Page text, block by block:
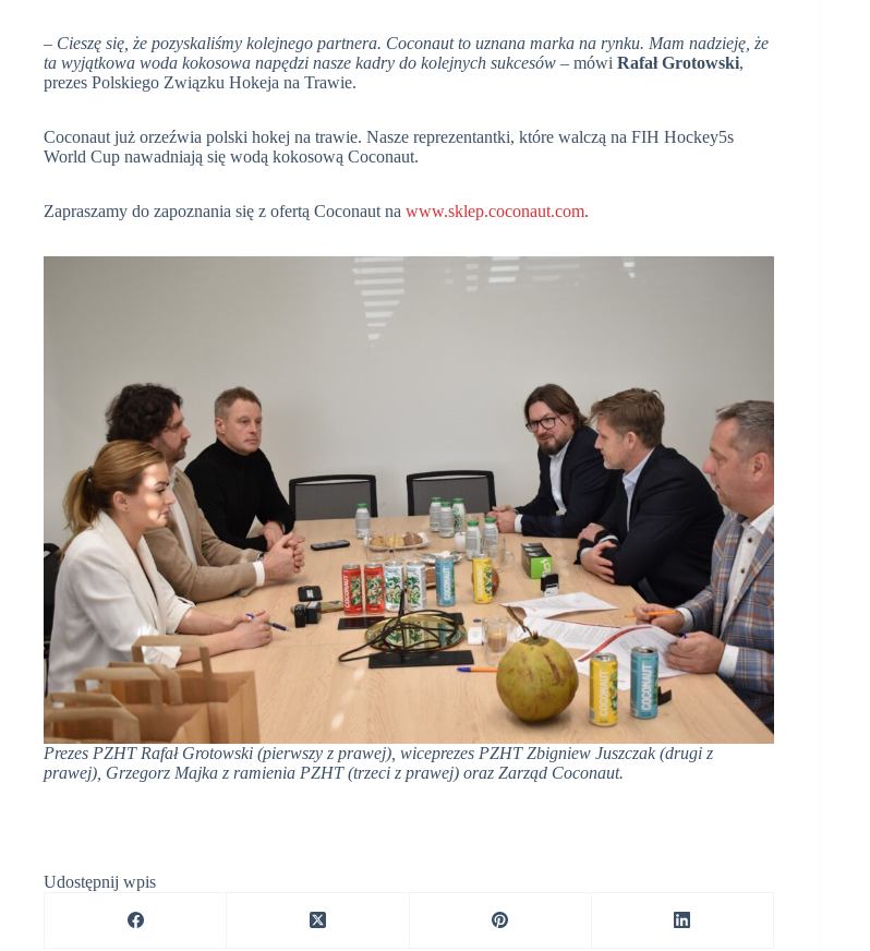
– Cieszę się, że pozyskaliśmy kolejnego partnera. Coconaut to uznana marka na rynku. Mam nadzieję, że
ta wyjątkowa woda kokosowa napędzi nasze kadry do kolejnych sukcesów – mówi Rafał Grotowski,
prezes Polskiego Związku Hokeja na Trawie.
Coconaut już orzeźwia polski hokej na trawie. Nasze reprezentantki, które walczą na FIH Hockey5s
World Cup nawadniają się wodą kokosową Coconaut.
Zapraszamy do zapoznania się z ofertą Coconaut na www.sklep.coconaut.com.
Prezes PZHT Rafał Grotowski (pierwszy z prawej), wiceprezes PZHT Zbigniew Juszczak (drugi z
prawej), Grzegorz Majka z ramienia PZHT (trzeci z prawej) oraz Zarząd Coconaut.
Udostępnij wpis